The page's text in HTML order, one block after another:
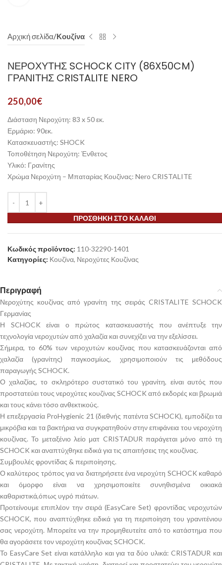
Αρχική σελίδα Κουζίνα
ΝΕΡΟΧΎΤΗΣ SCHOCK CITY (86X50CM)
ΓΡΑΝΊΤΗΣ CRISTALITE NERO
250,00€
Διάσταση Νεροχύτη: 83 x 50 εκ.
Ερμάριο: 90εκ.
Κατασκευαστής: SHOCK
Τοποθέτηση Νεροχύτη: Ένθετος
Υλικό: Γρανίτης
Χρώμα Νεροχύτη – Μπαταρίας Κουζίνας: Nero CRISTALITE
ΠΡΟΣΘΉΚΗ ΣΤΟ ΚΑΛΆΘΙ
Κωδικός προϊόντος: 110-32290-1401
Κατηγορίες: Κουζίνα, Νεροχύτες Κουζίνας
Περιγραφή
Νεροχύτης κουζίνας από γρανίτη της σειράς CRISTALITE SCHOCK
Γερμανίας
Η SCHOCK είναι ο πρώτος κατασκευαστής που ανέπτυξε την
τεχνολογία νεροχυτών από χαλαζία και συνεχίζει να την εξελίσσει.
Σήμερα, το 60% των νεροχυτών κουζίνας που κατασκευάζονται από
χαλαζία (γρανίτης) παγκοσμίως, χρησιμοποιούν τις μεθόδους
παραγωγής SCHOCK.
Ο χαλαζίας, το σκληρότερο συστατικό του γρανίτη, είναι αυτός που
προστατεύει τους νεροχύτες κουζίνας SCHOCK από εκδορές και βρωμιά
και τους κάνει τόσο ανθεκτικούς.
Η επεξεργασία ProHygienic 21 (διεθνής πατέντα SCHOCK), εμποδίζει τα
μικρόβια και τα βακτήρια να συγκρατηθούν στην επιφάνεια του νεροχύτη
κουζίνας. Το μεταξένιο λείο ματ CRISTADUR παράγεται μόνο από τη
SCHOCK και αναπτύχθηκε ειδικά για τις απαιτήσεις της κουζίνας.
Συμβουλές φροντίδας & περιποίησης.
Ο καλύτερος τρόπος για να διατηρήσετε ένα νεροχύτη SCHOCK καθαρό
και όμορφο είναι να χρησιμοποιείτε συνηθισμένα οικιακά
καθαριστικά,όπως υγρό πιάτων.
Προτείνουμε επιπλέον την σειρά (EasyCare Set) φροντίδας νεροχυτών
SCHOCK, που αναπτύχθηκε ειδικά για τη περιποίηση του γρανιτένιου
σας νεροχύτη. Μπορείτε να την προμηθευτείτε από το κατάστημα που
θα αγοράσετε τον νεροχύτη κουζίνας SCHOCK.
Το EasyCare Set είναι κατάλληλο και για τα δύο υλικά: CRISTADUR και